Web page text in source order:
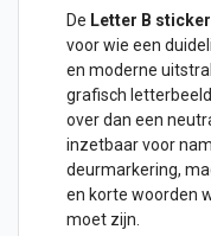
De Letter B
voor wie een
en moderne
grafisch
over dan een
inzetbaar voor
deurmarkering,
en korte woorden
moet zijn.